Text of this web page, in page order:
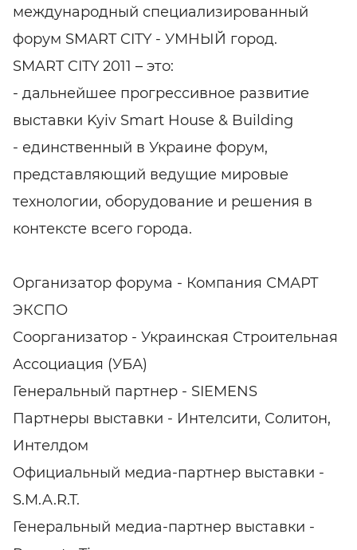
международный специализированный
форум SMART CITY - УМНЫЙ город.
SMART CITY 2011 – это:
- дальнейшее прогрессивное развитие
выставки Kyiv Smart House & Building
- единственный в Украине форум,
представляющий ведущие мировые
технологии, оборудование и решения в
контексте всего города.
Организатор форума - Компания СМАРТ
ЭКСПО
Соорганизатор - Украинская Строительная
Ассоциация (УБА)
Генеральный партнер - SIEMENS
Партнеры выставки - Интелсити, Солитон,
Интелдом
Официальный медиа-партнер выставки -
S.M.A.R.T.
Генеральный медиа-партнер выставки -